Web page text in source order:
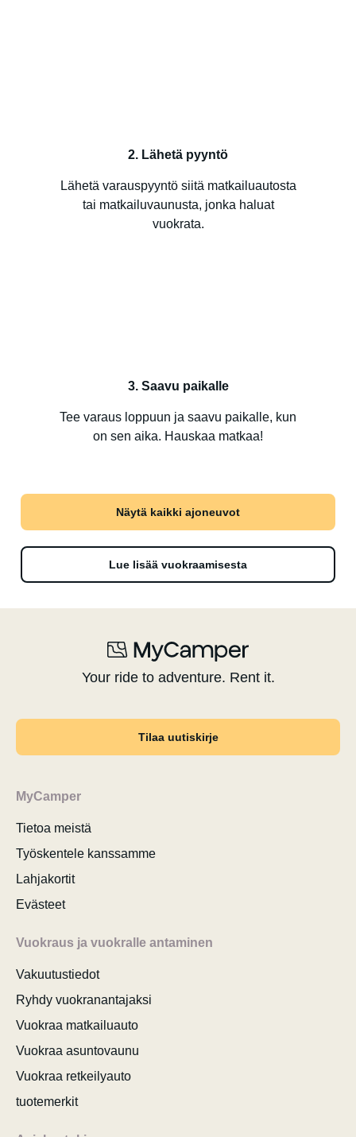
2. Lähetä pyyntö
Lähetä varauspyyntö siitä matkailuautosta
tai matkailuvaunusta, jonka haluat
vuokrata.
3. Saavu paikalle
Tee varaus loppuun ja saavu paikalle, kun
on sen aika. Hauskaa matkaa!
Näytä kaikki ajoneuvot
Lue lisää vuokraamisesta
Your ride to adventure. Rent it.
Tilaa uutiskirje
MyCamper
Tietoa meistä
Työskentele kanssamme
Lahjakortit
Evästeet
Vuokraus ja vuokralle antaminen
Vakuutustiedot
Ryhdy vuokranantajaksi
Vuokraa matkailuauto
Vuokraa asuntovaunu
Vuokraa retkeilyauto
tuotemerkit